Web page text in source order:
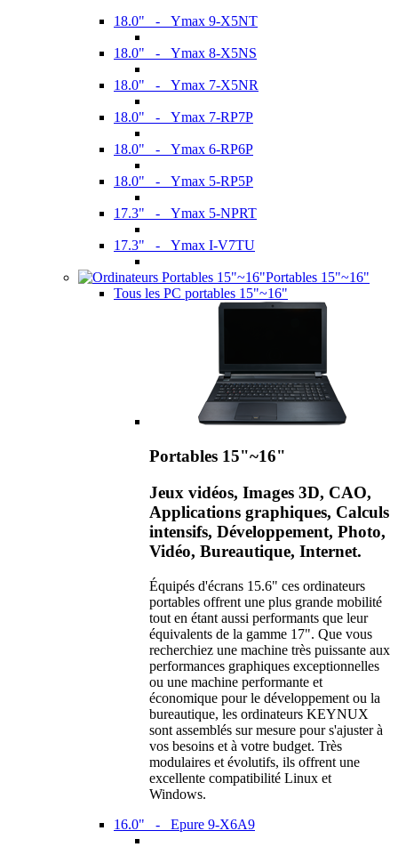
18.0" - Ymax 9-X5NT
18.0" - Ymax 8-X5NS
18.0" - Ymax 7-X5NR
18.0" - Ymax 7-RP7P
18.0" - Ymax 6-RP6P
18.0" - Ymax 5-RP5P
17.3" - Ymax 5-NPRT
17.3" - Ymax I-V7TU
Portables 15"~16"
Tous les PC portables 15"~16"
Portables 15"~16"
Jeux vidéos, Images 3D, CAO,
Applications graphiques, Calculs
intensifs, Développement, Photo,
Vidéo, Bureautique, Internet.
Équipés d'écrans 15.6" ces ordinateurs
portables offrent une plus grande mobilité
tout en étant aussi performants que leur
équivalents de la gamme 17". Que vous
recherchiez une machine très puissante aux
performances graphiques exceptionnelles
ou une machine performante et
économique pour le développement ou la
bureautique, les ordinateurs KEYNUX
sont assemblés sur mesure pour s'ajuster à
vos besoins et à votre budget. Très
modulaires et évolutifs, ils offrent une
excellente compatibilité Linux et
Windows.
16.0" - Epure 9-X6A9